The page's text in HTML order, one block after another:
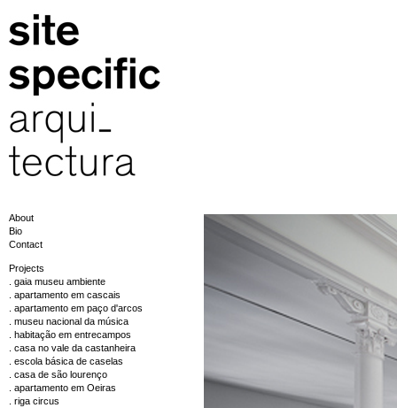
About
Bio
Contact
Projects
. gaia museu ambiente
. apartamento em cascais
. apartamento em paço d'arcos
. museu nacional da música
. habitação em entrecampos
. casa no vale da castanheira
. escola básica de caselas
. casa de são lourenço
. apartamento em Oeiras
. riga circus